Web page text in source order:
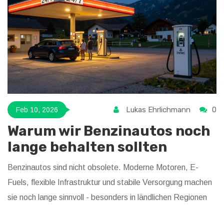
Feb 10, 2026 Lukas Ehrlichmann 0
Warum wir Benzinautos noch
lange behalten sollten
Benzinautos sind nicht obsolete. Moderne Motoren, E-
Fuels, flexible Infrastruktur und stabile Versorgung machen
sie noch lange sinnvoll - besonders in ländlichen Regionen